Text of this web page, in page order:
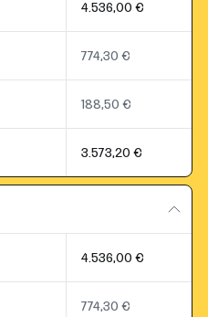
4.536,00 €
774,30 €
188,50 €
3.573,20 €
4.536,00 €
774,30 €